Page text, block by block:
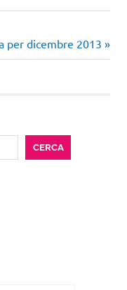
per dicembre 2013
CERCA